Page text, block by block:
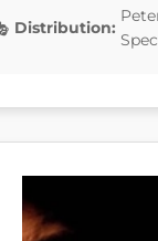
Distribution: